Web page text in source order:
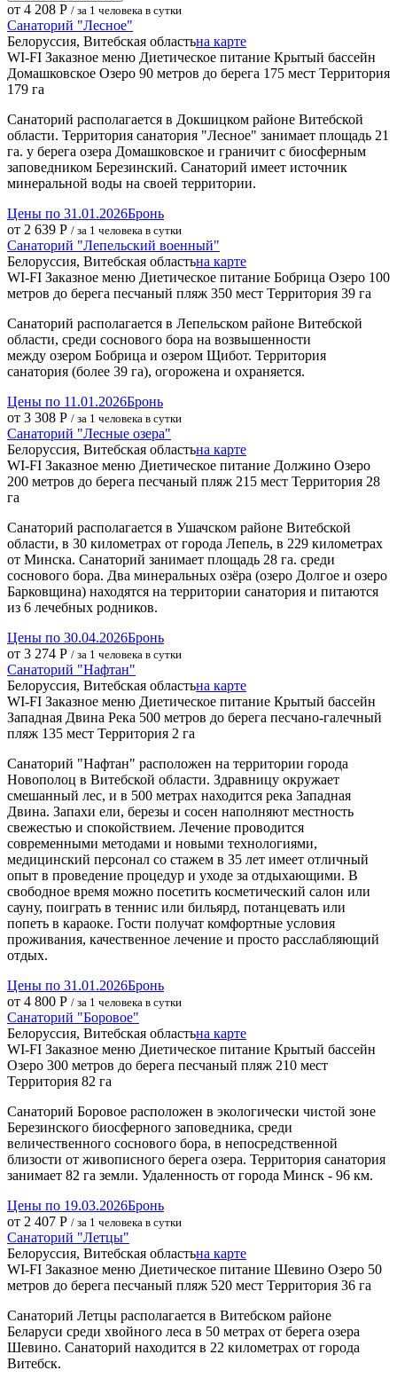
от 4 208 Р / за 1 человека в сутки
Санаторий "Лесное"
Белоруссия, Витебская областьна карте
WI-FI Заказное меню Диетическое питание Крытый бассейн
Домашковское Озеро 90 метров до берега 175 мест Территория
179 га
Санаторий располагается в Докшицком районе Витебской
области. Территория санатория "Лесное" занимает площадь 21
га. у берега озера Домашковское и граничит с биосферным
заповедником Березинский. Санаторий имеет источник
минеральной воды на своей территории.
Цены по 31.01.2026Бронь
от 2 639 Р / за 1 человека в сутки
Санаторий "Лепельский военный"
Белоруссия, Витебская областьна карте
WI-FI Заказное меню Диетическое питание Бобрица Озеро 100
метров до берега песчаный пляж 350 мест Территория 39 га
Санаторий располагается в Лепельском районе Витебской
области, среди соснового бора на возвышенности
между озером Бобрица и озером Щибот. Территория
санатория (более 39 га), огорожена и охраняется.
Цены по 11.01.2026Бронь
от 3 308 Р / за 1 человека в сутки
Санаторий "Лесные озера"
Белоруссия, Витебская областьна карте
WI-FI Заказное меню Диетическое питание Должино Озеро
200 метров до берега песчаный пляж 215 мест Территория 28
га
Санаторий располагается в Ушачском районе Витебской
области, в 30 километрах от города Лепель, в 229 километрах
от Минска. Санаторий занимает площадь 28 га. среди
соснового бора. Два минеральных озёра (озеро Долгое и озеро
Барковщина) находятся на территории санатория и питаются
из 6 лечебных родников.
Цены по 30.04.2026Бронь
от 3 274 Р / за 1 человека в сутки
Санаторий "Нафтан"
Белоруссия, Витебская областьна карте
WI-FI Заказное меню Диетическое питание Крытый бассейн
Западная Двина Река 500 метров до берега песчано-галечный
пляж 135 мест Территория 2 га
Санаторий "Нафтан" расположен на территории города
Новополоц в Витебской области. Здравницу окружает
смешанный лес, и в 500 метрах находится река Западная
Двина. Запахи ели, березы и сосен наполняют местность
свежестью и спокойствием. Лечение проводится
современными методами и новыми технологиями,
медицинский персонал со стажем в 35 лет имеет отличный
опыт в проведение процедур и уходе за отдыхающими. В
свободное время можно посетить косметический салон или
сауну, поиграть в теннис или бильярд, потанцевать или
попеть в караоке. Гости получат комфортные условия
проживания, качественное лечение и просто расслабляющий
отдых.
Цены по 31.01.2026Бронь
от 4 800 Р / за 1 человека в сутки
Санаторий "Боровое"
Белоруссия, Витебская областьна карте
WI-FI Заказное меню Диетическое питание Крытый бассейн
Озеро 300 метров до берега песчаный пляж 210 мест
Территория 82 га
Санаторий Боровое расположен в экологически чистой зоне
Березинского биосферного заповедника, среди
величественного соснового бора, в непосредственной
близости от живописного берега озера. Территория санатория
занимает 82 га земли. Удаленность от города Минск - 96 км.
Цены по 19.03.2026Бронь
от 2 407 Р / за 1 человека в сутки
Санаторий "Летцы"
Белоруссия, Витебская областьна карте
WI-FI Заказное меню Диетическое питание Шевино Озеро 50
метров до берега песчаный пляж 520 мест Территория 36 га
Санаторий Летцы располагается в Витебском районе
Беларуси среди хвойного леса в 50 метрах от берега озера
Шевино. Санаторий находится в 22 километрах от города
Витебск.